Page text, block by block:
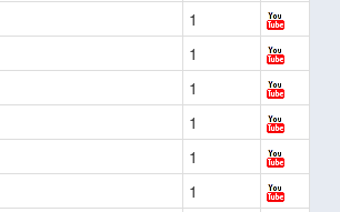
1
1
1
1
1
1